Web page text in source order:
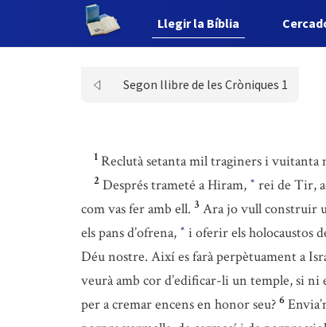
Llegir la Bíblia
Segon llibre de les Cròniques 1
1 Reclutà setanta mil traginers i vuitanta
2 Després trameté a Hiram, * rei de Tir,
com vas fer amb ell. 3 Ara jo vull construir
els pans d’ofrena, * i oferir els holocaustos
Déu nostre. Així es farà perpètuament a
veurà amb cor d’edificar-li un temple, si
per a cremar encens en honor seu? 6